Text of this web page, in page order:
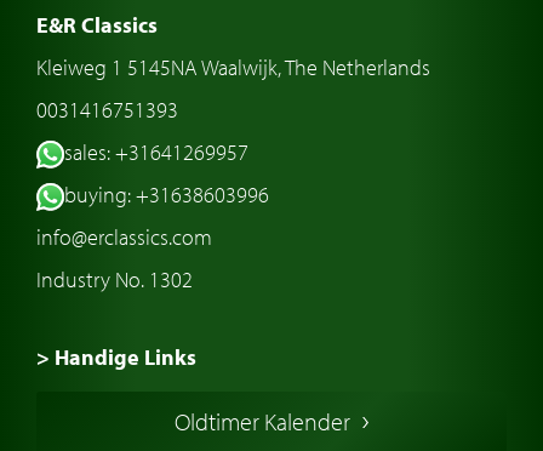
E&R Classics
Kleiweg 1 5145NA Waalwijk, The Netherlands
0031416751393
sales: +31641269957
buying: +31638603996
info@erclassics.com
Industry No. 1302
> Handige Links
Oldtimer Kalender